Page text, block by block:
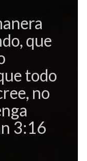
que
todo
no
3:16